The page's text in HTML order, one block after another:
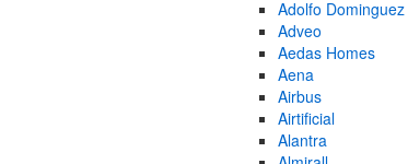
Adolfo Dominguez
Adveo
Aedas Homes
Aena
Airbus
Airtificial
Alantra